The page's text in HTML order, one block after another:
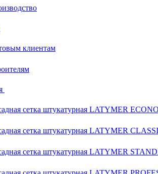
клиентам
сетка штукатурная LATYMER
сетка штукатурная LATYMER
сетка штукатурная LATYMER